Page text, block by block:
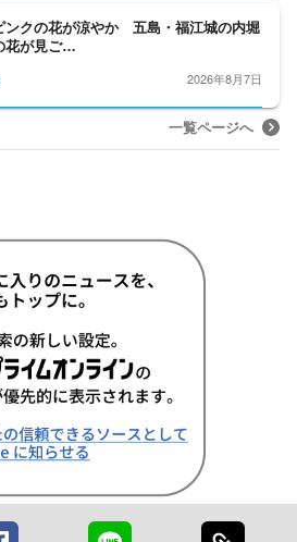
ンクの花が涼やか 五島・福江城の内堀
花が見ご…
2026年8月7日
一覧ページへ